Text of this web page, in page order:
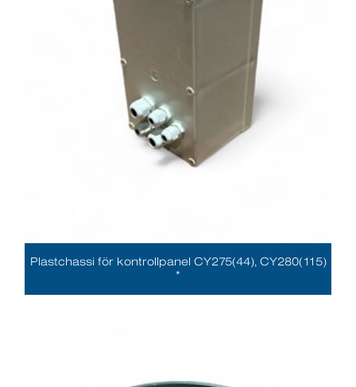
Plastchassi för kontrollpanel CY275(44), CY280(115)
*